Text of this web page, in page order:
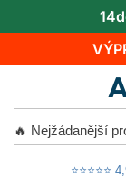
🔥 Nejžádanější